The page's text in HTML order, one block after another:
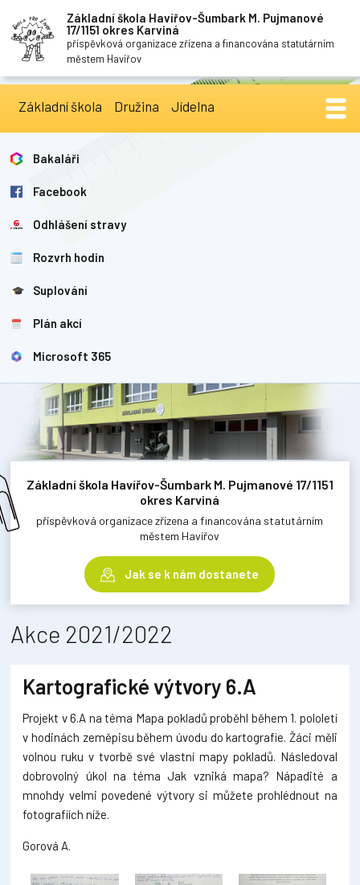
Základní škola Havířov-Šumbark M. Pujmanové
17/1151 okres Karviná
příspěvková organizace zřízena a financována statutárním
městem Havířov
Základní škola Družina Jídelna
Bakaláři
Facebook
Odhlášení stravy
Rozvrh hodin
Suplování
Plán akcí
Microsoft 365
Základní škola Havířov-Šumbark M. Pujmanové 17/1151
okres Karviná
příspěvková organizace zřízena a financována statutárním
městem Havířov
Jak se k nám dostanete
Akce 2021/2022
Kartografické výtvory 6.A
Projekt v 6.A na téma Mapa pokladů proběhl během 1. pololetí
v hodinách zeměpisu během úvodu do kartografie. Žáci měli
volnou ruku v tvorbě své vlastní mapy pokladů. Následoval
dobrovolný úkol na téma Jak vzniká mapa? Nápadité a
mnohdy velmi povedené výtvory si můžete prohlédnout na
fotografiích níže.
Gorová A.